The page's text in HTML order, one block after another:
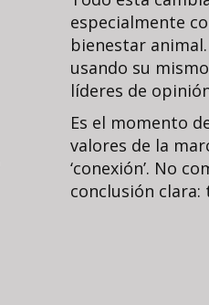
especialmente
bienestar
usando su
líderes de
Es el momento
valores de la
‘conexión’. No
conclusión